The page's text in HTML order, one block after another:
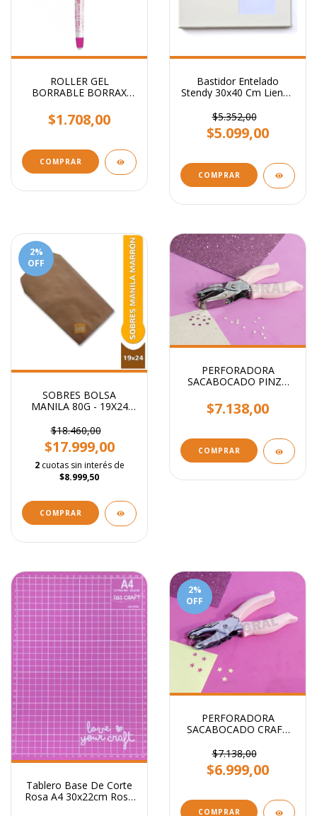
ROLLER GEL
BORRABLE BORRAX
$1.708,00
COMPRAR
Bastidor Entelado
Stendy 30x40 Cm Lienzo
$5.352,00
$5.099,00
2%
OFF
SOBRES BOLSA
MANILA 80G - 19X24
$18.460,00
$17.999,00
2 cuotas sin interés de
$8.999,50
COMPRAR
PERFORADORA
SACABOCADO PINZA
etiquetas
$7.138,00
Tablero Base De Corte
Rosa A4 30x22cm Rosa
2%
OFF
PERFORADORA
SACABOCADO CRAFT
$7.138,00
$6.999,00
COMPRAR